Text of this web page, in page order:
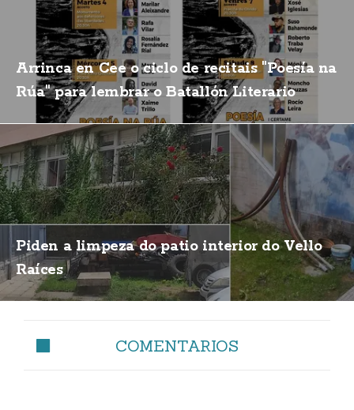
Arrinca en Cee o ciclo de recitais "Poesía na
Rúa" para lembrar o Batallón Literario
Piden a limpeza do patio interior do Vello
Raíces
COMENTARIOS